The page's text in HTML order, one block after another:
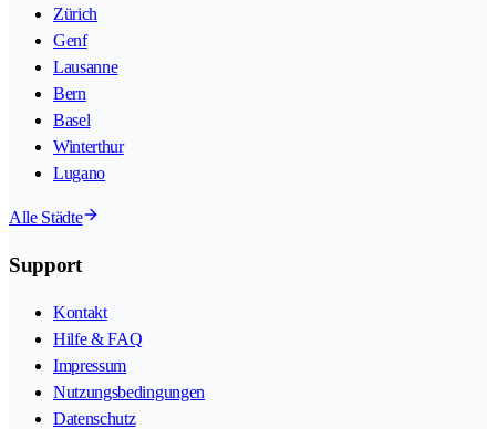
Zürich
Genf
Lausanne
Bern
Basel
Winterthur
Lugano
Alle Städte
Support
Kontakt
Hilfe & FAQ
Impressum
Nutzungsbedingungen
Datenschutz